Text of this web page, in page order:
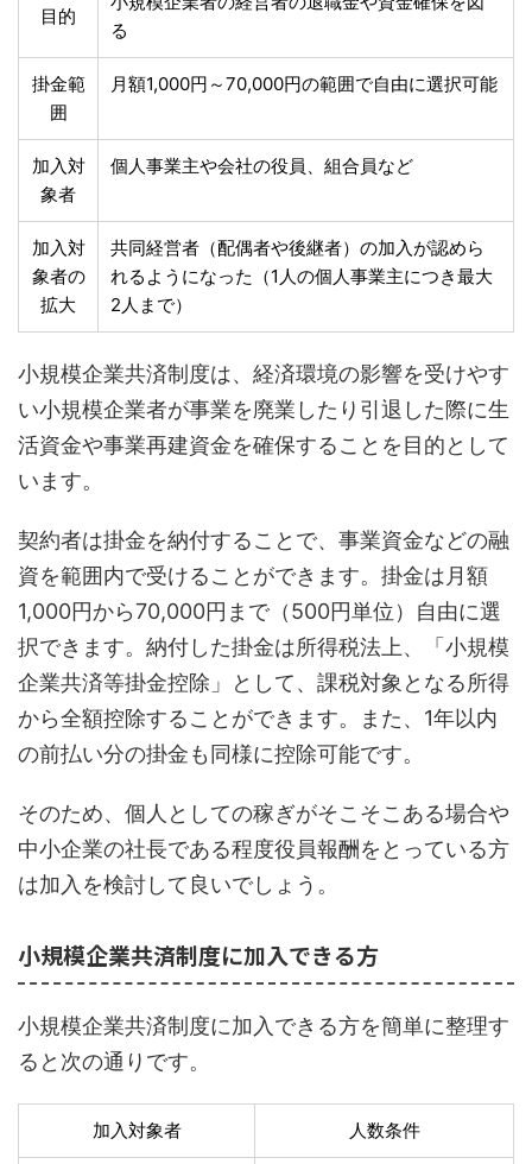
目的
る
掛金範
囲
月額1,000円～70,000円の範囲で自由に選択可能
加入対
象者
個人事業主や会社の役員、組合員など
加入対
象者の
拡大
共同経営者（配偶者や後継者）の加入が認めら
れるようになった（1人の個人事業主につき最大
2人まで）
小規模企業共済制度は、経済環境の影響を受けやす
い小規模企業者が事業を廃業したり引退した際に生
活資金や事業再建資金を確保することを目的として
います。
契約者は掛金を納付することで、事業資金などの融
資を範囲内で受けることができます。掛金は月額
1,000円から70,000円まで（500円単位）自由に選
択できます。納付した掛金は所得税法上、「小規模
企業共済等掛金控除」として、課税対象となる所得
から全額控除することができます。また、1年以内
の前払い分の掛金も同様に控除可能です。
そのため、個人としての稼ぎがそこそこある場合や
中小企業の社長である程度役員報酬をとっている方
は加入を検討して良いでしょう。
小規模企業共済制度に加入できる方
小規模企業共済制度に加入できる方を簡単に整理す
ると次の通りです。
加入対象者 人数条件